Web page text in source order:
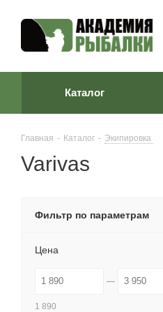
Каталог
Главная - Каталог - Экипировка
Varivas
Фильтр по параметрам
Цена
1 890